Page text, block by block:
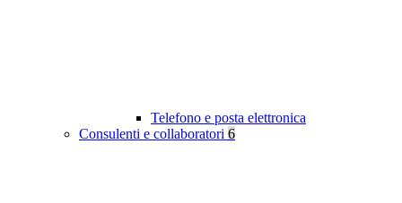
Telefono e posta elettronica
Consulenti e collaboratori 6